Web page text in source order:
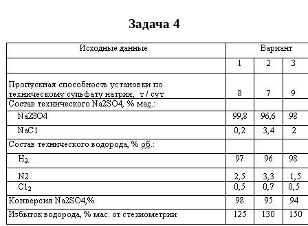
Задача 4